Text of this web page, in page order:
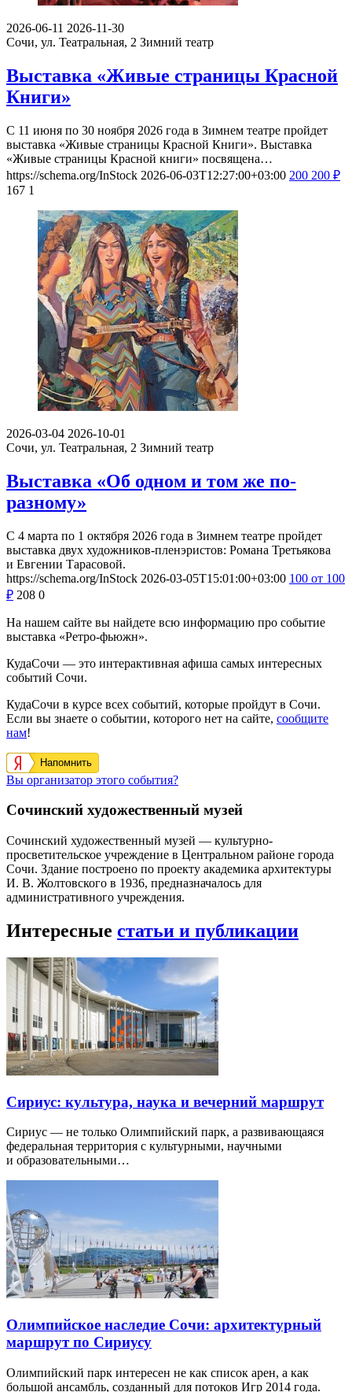
2026-06-11 2026-11-30
Сочи, ул. Театральная, 2 Зимний театр
Выставка «Живые страницы Красной
Книги»
С 11 июня по 30 ноября 2026 года в Зимнем театре пройдет
выставка «Живые страницы Красной Книги». Выставка
«Живые страницы Красной книги» посвящена…
https://schema.org/InStock 2026-06-03T12:27:00+03:00 200 200 ₽
167 1
2026-03-04 2026-10-01
Сочи, ул. Театральная, 2 Зимний театр
Выставка «Об одном и том же по-
разному»
С 4 марта по 1 октября 2026 года в Зимнем театре пройдет
выставка двух художников-пленэристов: Романа Третьякова
и Евгении Тарасовой.
https://schema.org/InStock 2026-03-05T15:01:00+03:00 100 от 100
₽ 208 0
На нашем сайте вы найдете всю информацию про событие
выставка «Ретро-фьюжн».
КудаСочи — это интерактивная афиша самых интересных
событий Сочи.
КудаСочи в курсе всех событий, которые пройдут в Сочи.
Если вы знаете о событии, которого нет на сайте, сообщите
нам!
Напомнить
Вы организатор этого события?
Сочинский художественный музей
Сочинский художественный музей — культурно-
просветительское учреждение в Центральном районе города
Сочи. Здание построено по проекту академика архитектуры
И. В. Жолтовского в 1936, предназначалось для
административного учреждения.
Интересные статьи и публикации
Сириус: культура, наука и вечерний маршрут
Сириус — не только Олимпийский парк, а развивающаяся
федеральная территория с культурными, научными
и образовательными…
Олимпийское наследие Сочи: архитектурный
маршрут по Сириусу
Олимпийский парк интересен не как список арен, а как
большой ансамбль, созданный для потоков Игр 2014 года.